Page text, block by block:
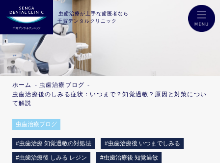
虫歯治療が上手な歯医者なら
千賀デンタルクリニック
ホーム
虫歯治療ブログ
虫歯治療後の しみる症状： いつまで？知覚過敏？ 原因と対策につい
て解説
虫歯治療ブログ
#虫歯治療 知覚過敏の対処法 #虫歯治療後 いつまでしみる
#虫歯治療後 しみる レジン #虫歯治療後 知覚過敏